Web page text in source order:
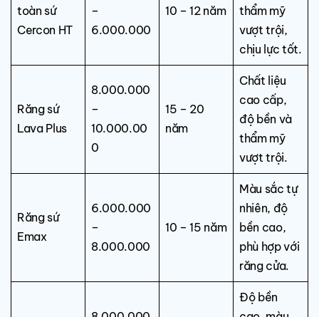
toàn sứ
Cercon HT
–
6.000.000
10 – 12 năm
thẩm mỹ
vượt trội,
chịu lực tốt.
Răng sứ
Lava Plus
8.000.000
–
10.000.00
0
15 – 20
năm
Chất liệu
cao cấp,
độ bền và
thẩm mỹ
vượt trội.
Răng sứ
Emax
6.000.000
–
8.000.000
10 – 15 năm
Màu sắc tự
nhiên, độ
bền cao,
phù hợp với
răng cửa.
Độ bền